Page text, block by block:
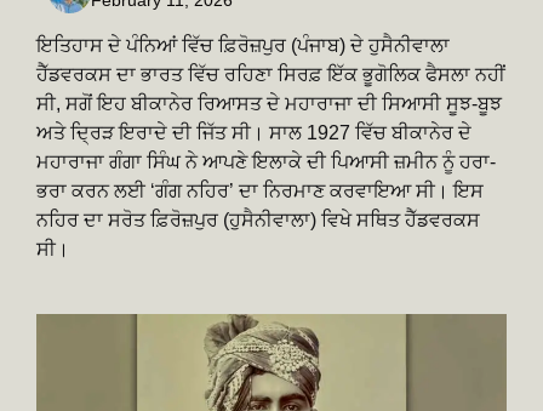
ਇਤਿਹਾਸ ਦੇ ਪੰਨਿਆਂ ਵਿੱਚ ਫ਼ਿਰੋਜ਼ਪੁਰ (ਪੰਜਾਬ) ਦੇ ਹੁਸੈਨੀਵਾਲਾ
ਹੈੱਡਵਰਕਸ ਦਾ ਭਾਰਤ ਵਿੱਚ ਰਹਿਣਾ ਸਿਰਫ਼ ਇੱਕ ਭੂਗੋਲਿਕ ਫੈਸਲਾ ਨਹੀਂ
ਸੀ, ਸਗੋਂ ਇਹ ਬੀਕਾਨੇਰ ਰਿਆਸਤ ਦੇ ਮਹਾਰਾਜਾ ਦੀ ਸਿਆਸੀ ਸੂਝ-ਬੂਝ
ਅਤੇ ਦ੍ਰਿੜ ਇਰਾਦੇ ਦੀ ਜਿੱਤ ਸੀ। ਸਾਲ 1927 ਵਿੱਚ ਬੀਕਾਨੇਰ ਦੇ
ਮਹਾਰਾਜਾ ਗੰਗਾ ਸਿੰਘ ਨੇ ਆਪਣੇ ਇਲਾਕੇ ਦੀ ਪਿਆਸੀ ਜ਼ਮੀਨ ਨੂੰ ਹਰਾ-
ਭਰਾ ਕਰਨ ਲਈ ‘ਗੰਗ ਨਹਿਰ’ ਦਾ ਨਿਰਮਾਣ ਕਰਵਾਇਆ ਸੀ। ਇਸ
ਨਹਿਰ ਦਾ ਸਰੋਤ ਫ਼ਿਰੋਜ਼ਪੁਰ (ਹੁਸੈਨੀਵਾਲਾ) ਵਿਖੇ ਸਥਿਤ ਹੈੱਡਵਰਕਸ
ਸੀ।